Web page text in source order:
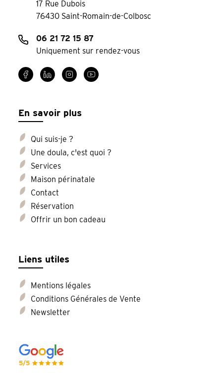
17 Rue Dubois
76430 Saint-Romain-de-Colbosc
06 21 72 15 87
Uniquement sur rendez-vous
En savoir plus
Qui suis-je ?
Une doula, c'est quoi ?
Services
Maison périnatale
Contact
Réservation
Offrir un bon cadeau
Liens utiles
Mentions légales
Conditions Générales de Vente
Newsletter